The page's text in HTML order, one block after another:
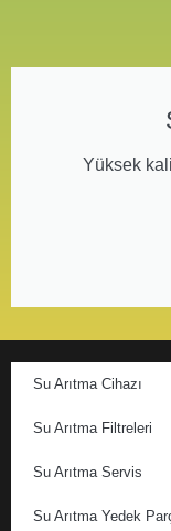
Yüksek
Su Arıtma Cihazı
Su Arıtma Filtreleri
Su Arıtma Servis
Su Arıtma Yedek